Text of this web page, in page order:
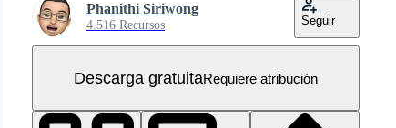
Phanithi Siriwong
4.516 Recursos Seguir
Descarga gratuitaRequiere atribución